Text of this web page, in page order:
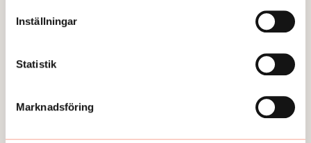
Inställningar
Statistik
Marknadsföring
temaartiklar och granskningar.